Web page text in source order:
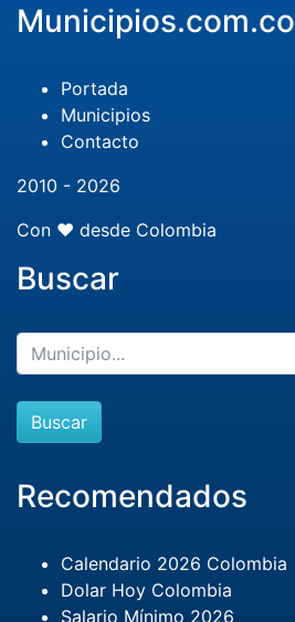
Municipios.com.co
Portada
Municipios
Contacto
2010 - 2026
Con ❤️ desde Colombia
Buscar
Buscar
Recomendados
Calendario 2026 Colombia
Dolar Hoy Colombia
Salario Mínimo 2026